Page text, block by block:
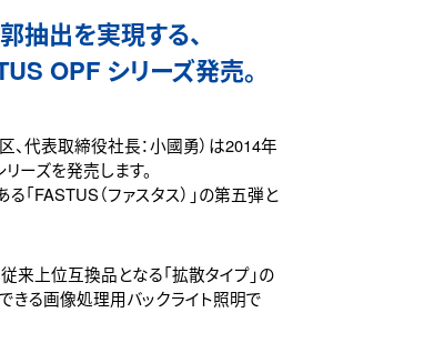
抽出を実現する、
OPF シリーズ発売。
、代表取締役社長：小國勇）は2014年
ーズを発売します。
「FASTUS（ファスタス）」の第五弾と
従来上位互換品となる「拡散タイプ」の
きる画像処理用バックライト照明で